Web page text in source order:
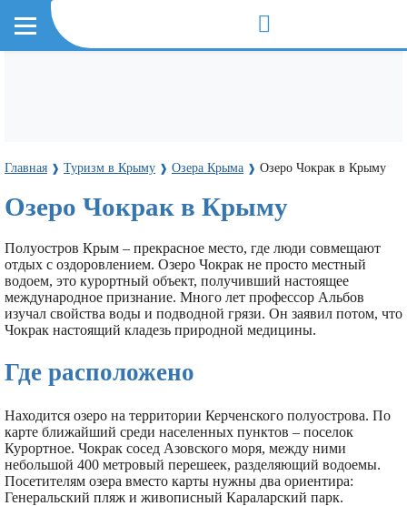
Главная ❱ Туризм в Крыму ❱ Озера Крыма ❱ Озеро Чокрак в Крыму
Озеро Чокрак в Крыму
Полуостров Крым – прекрасное место, где люди совмещают
отдых с оздоровлением. Озеро Чокрак не просто местный
водоем, это курортный объект, получивший настоящее
международное признание. Много лет профессор Альбов
изучал свойства воды и подводной грязи. Он заявил потом, что
Чокрак настоящий кладезь природной медицины.
Где расположено
Находится озеро на территории Керченского полуострова. По
карте ближайший среди населенных пунктов – поселок
Курортное. Чокрак сосед Азовского моря, между ними
небольшой 400 метровый перешеек, разделяющий водоемы.
Посетителям озера вместо карты нужны два ориентира:
Генеральский пляж и живописный Караларский парк.